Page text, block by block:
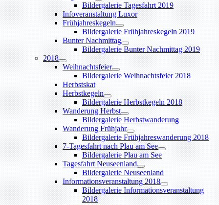
Bildergalerie Tagesfahrt 2019
Infoveranstaltung Luxor
Frühjahreskegeln
Bildergalerie Frühjahreskegeln 2019
Bunter Nachmittag
Bildergalerie Bunter Nachmittag 2019
2018
Weihnachtsfeier
Bildergalerie Weihnachtsfeier 2018
Herbstskat
Herbstkegeln
Bildergalerie Herbstkegeln 2018
Wanderung Herbst
Bildergalerie Herbstwanderung
Wanderung Frühjahr
Bildergalerie Frühjahreswanderung 2018
7-Tagesfahrt nach Plau am See
Bildergalerie Plau am See
Tagesfahrt Neuseenland
Bildergalerie Neuseenland
Informationsveranstaltung 2018
Bildergalerie Informationsveranstaltung
2018